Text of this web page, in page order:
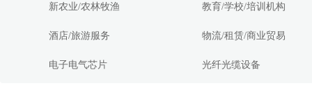
新农业/农林牧渔 教育/学校/培训机构
酒店/旅游服务 物流/租赁/商业贸易
电子电气芯片 光纤光缆设备